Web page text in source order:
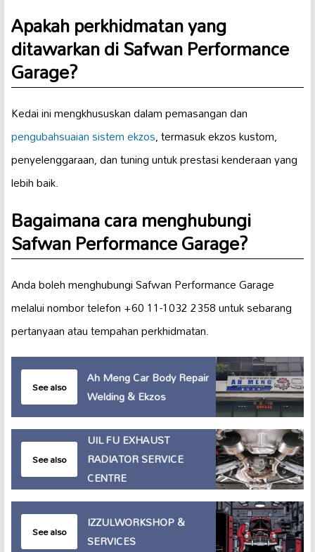
Apakah perkhidmatan yang
ditawarkan di Safwan Performance
Garage?
Kedai ini mengkhususkan dalam pemasangan dan
pengubahsuaian sistem ekzos, termasuk ekzos kustom,
penyelenggaraan, dan tuning untuk prestasi kenderaan yang
lebih baik.
Bagaimana cara menghubungi
Safwan Performance Garage?
Anda boleh menghubungi Safwan Performance Garage
melalui nombor telefon +60 11-1032 2358 untuk sebarang
pertanyaan atau tempahan perkhidmatan.
See also
Ah Meng Car Body Repair
Welding & Ekzos
See also
UIL FU EXHAUST
RADIATOR SERVICE
CENTRE
See also
IZZULWORKSHOP &
SERVICES